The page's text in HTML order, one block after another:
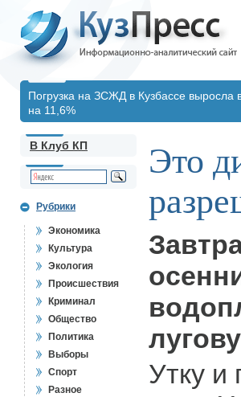
Погрузка на ЗСЖД в Кузбассе выросла
на 11,6%
В Клуб КП
Рубрики
Экономика
Культура
Экология
Происшествия
Криминал
Общество
Политика
Выборы
Спорт
Разное
Это
Утку и